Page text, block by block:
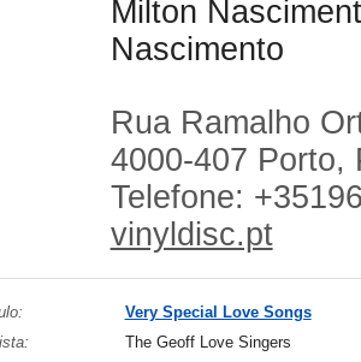
Milton
Nascimento
Rua Ramalho
4000-407 Porto,
Telefone:
vinyldisc.pt
Very Special Love Songs
The Geoff Love Singers